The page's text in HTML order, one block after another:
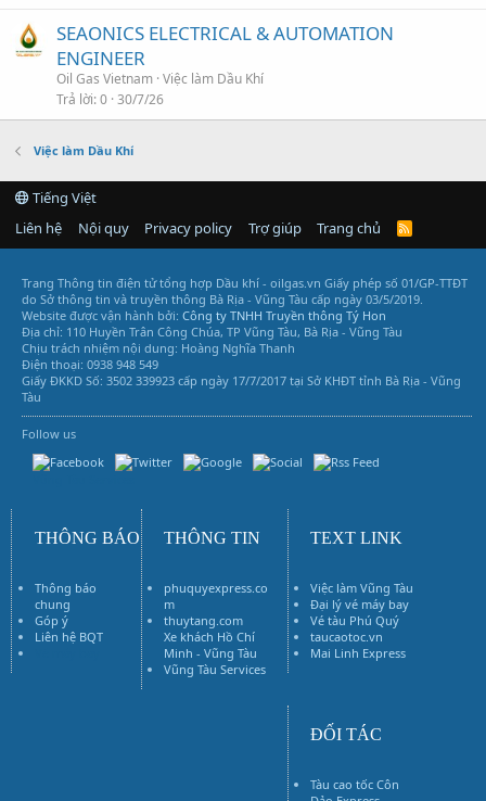
SEAONICS ELECTRICAL & AUTOMATION
ENGINEER
Oil Gas Vietnam Việc làm Dầu Khí
Trả lời 0 30/7/26
Việc làm Dầu Khí
Tiếng Việt
Liên hệ
Nội quy Privacy policy Trợ giúp Trang chủ
R
Trang Thông tin điện tử tổng hợp Dầu khí - oilgas.vn Giấy phép số 01/GP-TTĐT
do Sở thông tin và truyền thông Bà Rịa - Vũng Tàu cấp ngày 03/5/2019.
Website được vận hành bởi: Công ty TNHH Truyền thông Tý Hon
Địa chỉ: 110 Huyền Trân Công Chúa, TP Vũng Tàu, Bà Rịa - Vũng Tàu
Chịu trách nhiệm nội dung: Hoàng Nghĩa Thanh
Điện thoại: 0938 948 549
Giấy ĐKKD Số: 3502 339923 cấp ngày 17/7/2017 tại Sở KHĐT tỉnh Bà Rịa - Vũng
Tàu
Follow us
THÔNG BÁO
Thông báo
chung
Góp ý
Liên hệ BQT
THÔNG TIN
phuquyexpress.co
m
thuytang.com
Xe khách Hồ Chí
Minh - Vũng Tàu
Vũng Tàu Services
TEXT LINK
Việc làm Vũng Tàu
Đại lý vé máy bay
Vé tàu Phú Quý
taucaotoc.vn
Mai Linh Express
ĐỐI TÁC
Tàu cao tốc Côn